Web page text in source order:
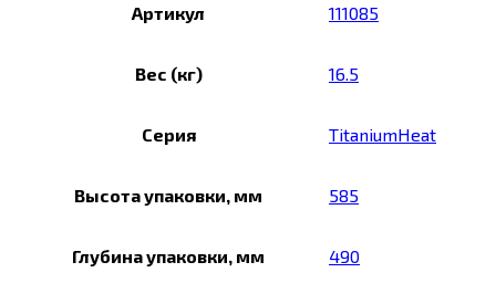
Артикул 111085
Вес (кг) 16.5
Серия TitaniumHeat
Высота упаковки, мм 585
Глубина упаковки, мм 490